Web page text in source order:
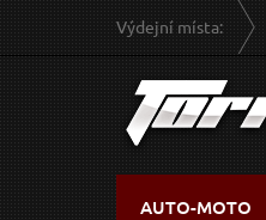
Výdejní místa:
AUTO-MOTO